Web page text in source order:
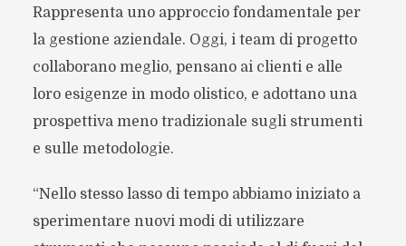
Rappresenta uno approccio fondamentale per
la gestione aziendale. Oggi, i team di progetto
collaborano meglio, pensano ai clienti e alle
loro esigenze in modo olistico, e adottano una
prospettiva meno tradizionale sugli strumenti
e sulle metodologie.
“Nello stesso lasso di tempo abbiamo iniziato a
sperimentare nuovi modi di utilizzare